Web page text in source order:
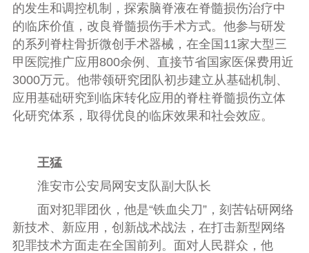
的发生和调控机制，探索脑脊液在脊髓损伤治疗中
的临床价值，改良脊髓损伤手术方式。他参与研发
的系列脊柱骨折微创手术器械，在全国11家大型三
甲医院推广应用800余例、直接节省国家医保费用近
3000万元。他带领研究团队初步建立从基础机制、
应用基础研究到临床转化应用的脊柱脊髓损伤立体
化研究体系，取得优良的临床效果和社会效应。
王猛
淮安市公安局网安支队副大队长
面对犯罪团伙，他是“铁血尖刀”，刻苦钻研网络
新技术、新应用，创新战术战法，在打击新型网络
犯罪技术方面走在全国前列。面对人民群众，他